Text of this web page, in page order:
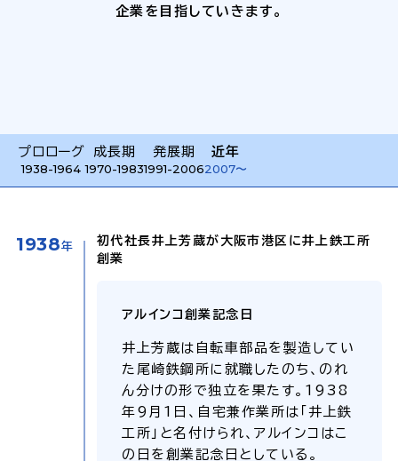
企業を目指していきます。
プロローグ
1938-1964
成長期
1970-1983
発展期
1991-2006
近年
2007〜
1938年
初代社長井上芳蔵が大阪市港区に井上鉄工所
創業
アルインコ創業記念日
井上芳蔵は自転車部品を製造してい
た尾崎鉄鋼所に就職したのち、のれ
ん分けの形で独立を果たす。1938
年9月1日、自宅兼作業所は「井上鉄
工所」と名付けられ、アルインコはこ
の日を創業記念日としている。